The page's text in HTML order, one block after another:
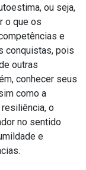
ou seja,
o que os
e
conquistas, pois
outras
conhecer seus
como a
o
no sentido
e